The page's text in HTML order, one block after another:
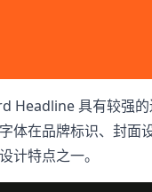
Headline 具有较强
体在品牌标识、封面
计特点之一。